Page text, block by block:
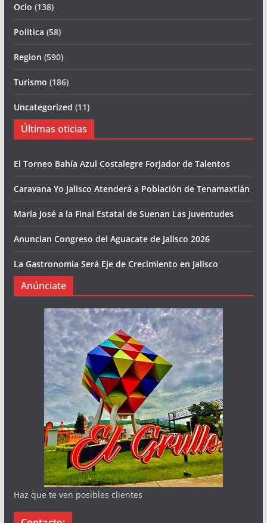
Ocio (138)
Politica (58)
Region (590)
Turismo (186)
Uncategorized (11)
Últimas oticias
El Torneo Bahía Azul Costalegre Forjador de Talentos
Caravana Yo Jalisco Atenderá a Población de Tenamaxtlán
María José a la Final Estatal de Suenan Las Juventudes
Anuncian Congreso del Aguacate de Jalisco 2026
La Gastronomía Será Eje de Crecimiento en Jalisco
Anúnciate
Haz que te ven posibles clientes